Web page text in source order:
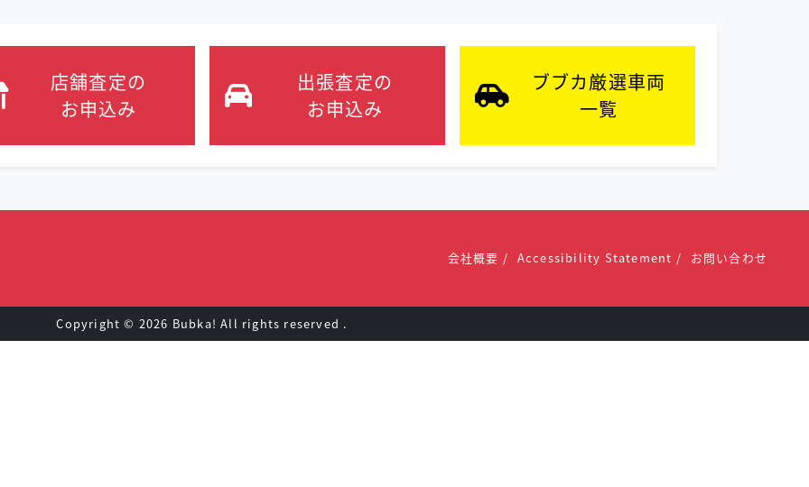
店舗査定の
お申込み
出張査定の
お申込み
ブブカ厳選車両
一覧
会社概要 Accessibility Statement お問い合わせ
Copyright © 2026 Bubka! All rights reserved .